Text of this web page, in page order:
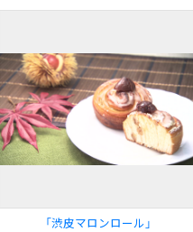
「渋皮マロンロール」